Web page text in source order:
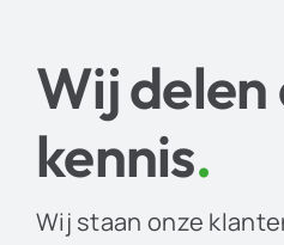
Wij delen
kennis.
Wij staan onze